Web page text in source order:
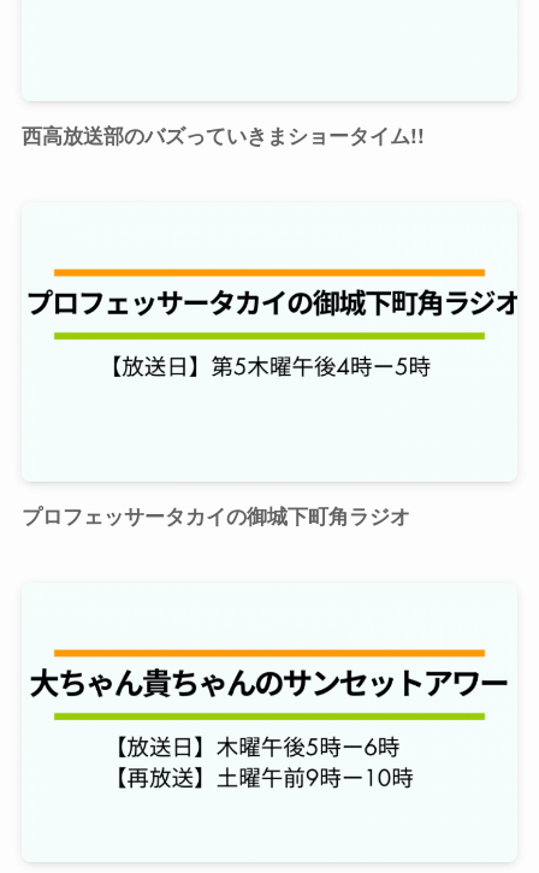
西高放送部のバズっていきまショータイム!!
プロフェッサータカイの御城下町角ラジオ